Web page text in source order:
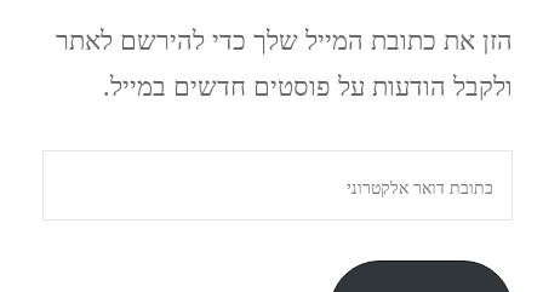
הזן את כתובת המייל שלך כדי להירשם לאתר
ולקבל הודעות על פוסטים חדשים במייל.
דואר
אלקטרוני